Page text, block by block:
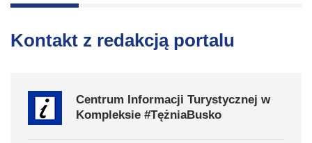
Kontakt z redakcją portalu
Centrum Informacji Turystycznej w
Kompleksie #TężniaBusko